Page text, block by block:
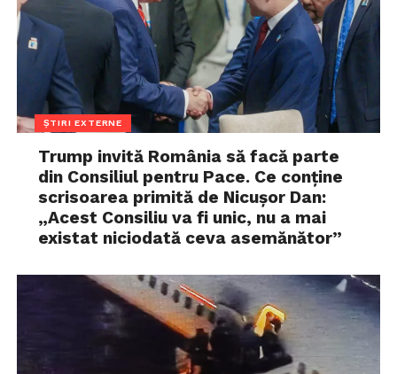
ȘTIRI EXTERNE
Trump invită România să facă parte
din Consiliul pentru Pace. Ce conține
scrisoarea primită de Nicușor Dan:
„Acest Consiliu va fi unic, nu a mai
existat niciodată ceva asemănător”